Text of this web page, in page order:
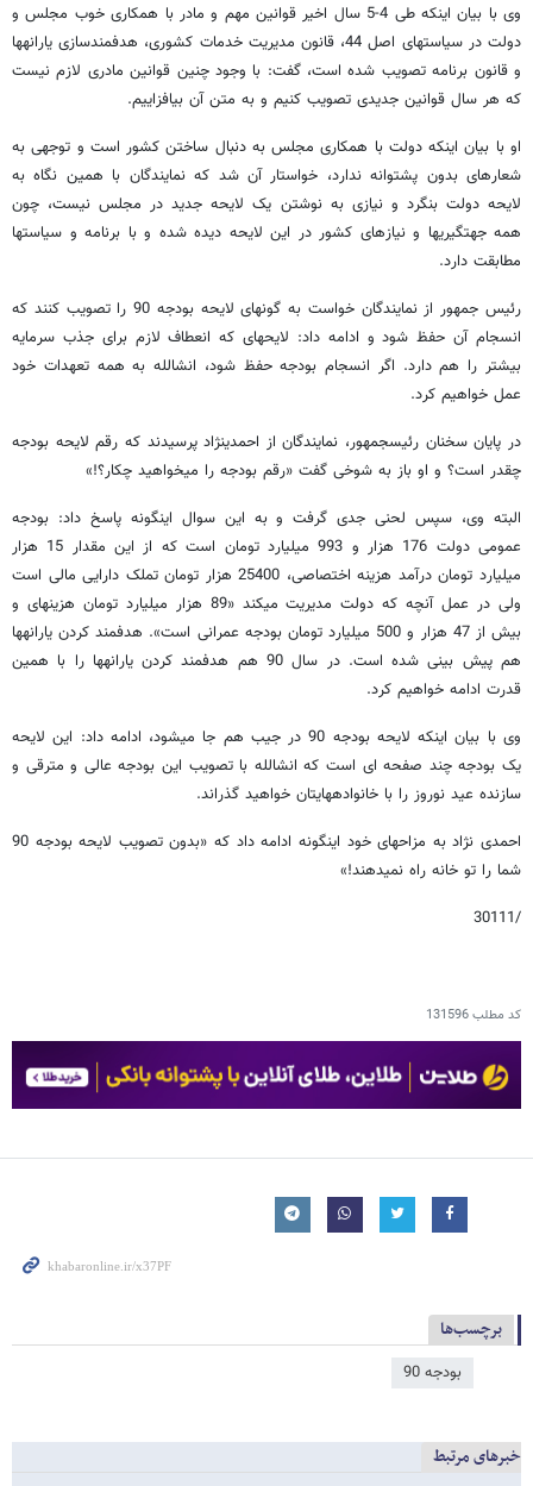
وی با بیان اینکه طی 4-5 سال اخیر قوانین مهم و مادر با همکاری خوب مجلس و
دولت در سیاست​های اصل 44، قانون مدیریت خدمات کشوری، هدفمندسازی یارانه​ها
و قانون برنامه تصویب شده است، گفت: با وجود چنین قوانین مادری لازم نیست
که هر سال قوانین جدیدی تصویب کنیم و به متن آن بیافزاییم.
او با بیان اینکه دولت با همکاری مجلس به دنبال ساختن کشور است و توجهی به
شعارهای بدون پشتوانه ندارد، خواستار آن شد که نمایندگان با همین نگاه به
لایحه دولت بنگرد و نیازی به نوشتن یک لایحه جدید در مجلس نیست، چون
همه جهت​گیری​ها و نیازهای کشور در این لایحه دیده شده و با برنامه و سیاست​ها
مطابقت دارد.
رئیس جمهور از نمایندگان خواست به گونه​ای لایحه بودجه 90 را تصویب کنند که
انسجام آن حفظ شود و ادامه داد: لایحه​ای که انعطاف لازم برای جذب سرمایه
بیشتر را هم دارد. اگر انسجام بودجه حفظ شود، انشالله به همه تعهدات خود
عمل خواهیم کرد.
در پایان سخنان رئیس​جمهور، نمایندگان از احمدی​نژاد پرسیدند که رقم لایحه بودجه
چقدر است؟ و او باز به شوخی گفت «رقم بودجه را می​خواهید چکار؟!»
البته وی، سپس لحنی جدی گرفت و به این سوال اینگونه پاسخ داد: بودجه
عمومی دولت 176 هزار و 993 میلیارد تومان است که از این مقدار 15 هزار
میلیارد تومان درآمد هزینه اختصاصی، 25400 هزار تومان تملک دارایی مالی است
ولی در عمل آنچه که دولت مدیریت می​کند «89 هزار میلیارد تومان هزینه​ای و
بیش از 47 هزار و 500 میلیارد تومان بودجه عمرانی است». هدفمند کردن یارانه​ها
هم پیش بینی شده است. در سال 90 هم هدفمند کردن یارانه​ها را با همین
قدرت ادامه خواهیم کرد.
وی با بیان اینکه لایحه بودجه 90 در جیب هم جا می​شود، ادامه داد: این لایحه
یک بودجه چند صفحه ای است که انشالله با تصویب این بودجه عالی و مترقی و
سازنده عید نوروز را با خانواده​هایتان خواهید گذراند.
احمدی نژاد به مزاح​های خود اینگونه ادامه داد که «بدون تصویب لایحه بودجه 90
شما را تو خانه راه نمی​دهند!»
/30111
کد مطلب131596
برچسب‌ها
بودجه 90
خبرهای مرتبط